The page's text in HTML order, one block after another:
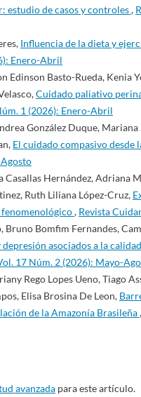
estudio de casos y controles,
Influencia de la dieta y
Enero-Abril
Edinson Basto-Rueda, Kenia
Cuidado paliativo
1 (2026): Enero-Abril
González Duque,
El cuidado compasivo desde
Casallas Hernández,
Ruth Liliana López-Cruz,
, Revista
Bruno Bomfim Fernandes,
depresión asociados a la
17 Núm. 2 (2026): Mayo-
Rego Lopes Ueno, Tiago
Elisa Brosina De Leon,
de la Amazonía Brasileña,
avanzada para este artículo.